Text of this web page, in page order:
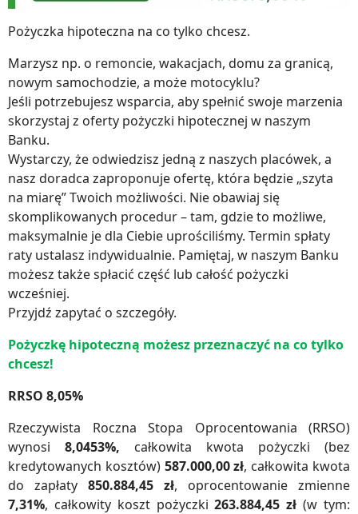
Pożyczka hipoteczna na co tylko chcesz.
Marzysz np. o remoncie, wakacjach, domu za granicą,
nowym samochodzie, a może motocyklu?
Jeśli potrzebujesz wsparcia, aby spełnić swoje marzenia
skorzystaj z oferty pożyczki hipotecznej w naszym
Banku.
Wystarczy, że odwiedzisz jedną z naszych placówek, a
nasz doradca zaproponuje ofertę, która będzie „szyta
na miarę” Twoich możliwości. Nie obawiaj się
skomplikowanych procedur – tam, gdzie to możliwe,
maksymalnie je dla Ciebie uprościliśmy. Termin spłaty
raty ustalasz indywidualnie. Pamiętaj, w naszym Banku
możesz także spłacić część lub całość pożyczki
wcześniej.
Przyjdź zapytać o szczegóły.
Pożyczkę hipoteczną możesz przeznaczyć na co tylko
chcesz!
RRSO 8,05%
Rzeczywista Roczna Stopa Oprocentowania (RRSO)
wynosi 8,0453%, całkowita kwota pożyczki (bez
kredytowanych kosztów) 587.000,00 zł, całkowita kwota
do zapłaty 850.884,45 zł, oprocentowanie zmienne
7,31%, całkowity koszt pożyczki263.884,45 zł (w tym: